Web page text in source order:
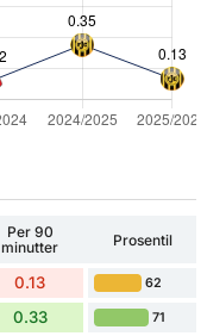
Per 90
minutter
Prosentil
0.13 62
0.33 71